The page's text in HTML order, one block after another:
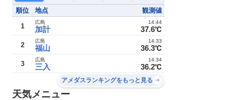
34/28
50%E
33/25
35/
20%D
35/25
30%E
35/25
30%D
B
E
低
順位 地点 観測値
1 加計
広島
37.6℃
14:44
2 福山
広島
36.3℃
14:33
3 三入
広島
36.2℃
14:34
アメダスランキングをもっと見る
天気メニュー